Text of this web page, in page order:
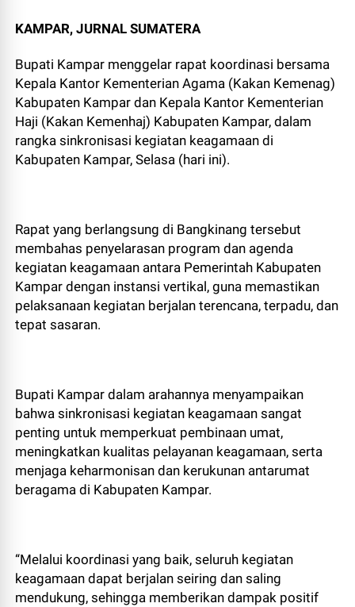
KAMPAR, JURNAL SUMATERA
Bupati Kampar menggelar rapat koordinasi bersama
Kepala Kantor Kementerian Agama (Kakan Kemenag)
Kabupaten Kampar dan Kepala Kantor Kementerian
Haji (Kakan Kemenhaj) Kabupaten Kampar, dalam
rangka sinkronisasi kegiatan keagamaan di
Kabupaten Kampar, Selasa (hari ini).
Rapat yang berlangsung di Bangkinang tersebut
membahas penyelarasan program dan agenda
kegiatan keagamaan antara Pemerintah Kabupaten
Kampar dengan instansi vertikal, guna memastikan
pelaksanaan kegiatan berjalan terencana, terpadu, dan
tepat sasaran.
Bupati Kampar dalam arahannya menyampaikan
bahwa sinkronisasi kegiatan keagamaan sangat
penting untuk memperkuat pembinaan umat,
meningkatkan kualitas pelayanan keagamaan, serta
menjaga keharmonisan dan kerukunan antarumat
beragama di Kabupaten Kampar.
“Melalui koordinasi yang baik, seluruh kegiatan
keagamaan dapat berjalan seiring dan saling
mendukung, sehingga memberikan dampak positif